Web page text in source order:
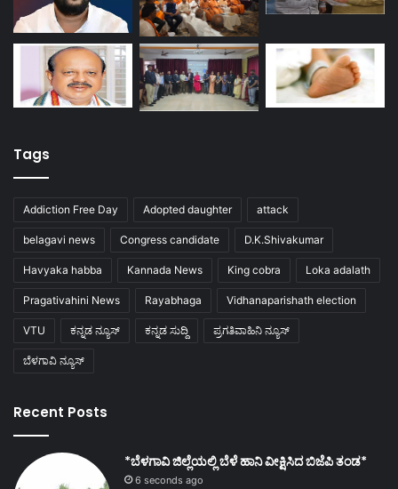
Tags
Addiction Free Day Adopted daughter attack
belagavi news Congress candidate D.K.Shivakumar
Havyaka habba Kannada News King cobra Loka adalath
Pragativahini News Rayabhaga Vidhanaparishath election
VTU ಕನ್ನಡ ನ್ಯೂಸ್ ಕನ್ನಡ ಸುದ್ದಿ ಪ್ರಗತಿವಾಹಿನಿ ನ್ಯೂಸ್
ಬೆಳಗಾವಿ ನ್ಯೂಸ್
Recent Posts
*ಬೆಳಗಾವಿ ಜಿಲ್ಲೆಯಲ್ಲಿ ಬೆಳೆ ಹಾನಿ ವೀಕ್ಷಿಸಿದ ಬಿಜೆಪಿ ತಂಡ*
6 seconds ago